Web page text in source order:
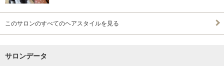
このサロンのすべてのヘアスタイルを見る
サロンデータ